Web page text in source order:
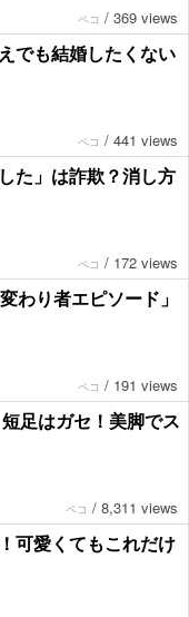
ペコ / 369 views
でも結婚したくない
ペコ / 441 views
た」は詐欺？消し方
ペコ / 172 views
わり者エピソード」
ペコ / 191 views
足はガセ！美脚でス
ペコ / 8,311 views
可愛くてもこれだけ